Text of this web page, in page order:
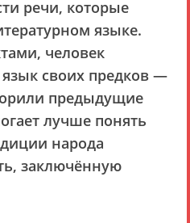
речи, которые
языке.
человек
язык своих предков —
предыдущие
лучше понять
народа
заключённую